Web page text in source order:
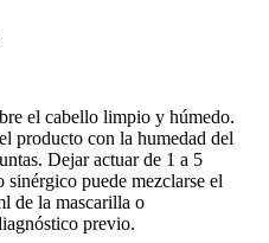
el cabello limpio y húmedo.
producto con la humedad del
Dejar actuar de 1 a 5
puede mezclarse el
de la mascarilla o
previo.